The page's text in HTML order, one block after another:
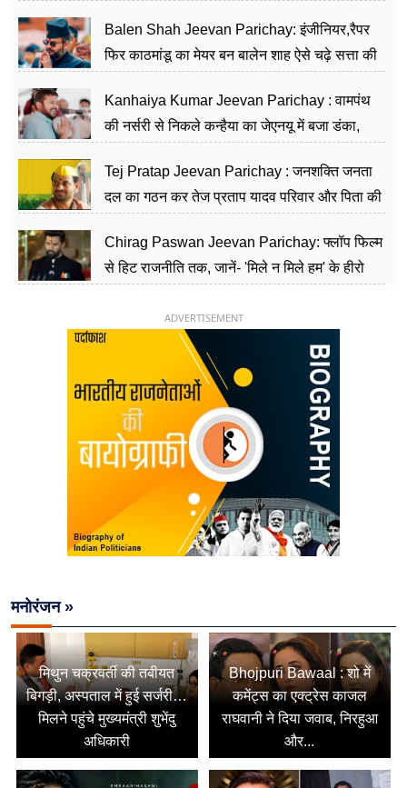
Balen Shah Jeevan Parichay: इंजीनियर,रैपर
फिर काठमांडू का मेयर बन बालेन शाह ऐसे चढ़े सत्ता की
Kanhaiya Kumar Jeevan Parichay : वामपंथ
की नर्सरी से निकले कन्हैया का जेएनयू में बजा डंका,
Tej Pratap Jeevan Parichay : जनशक्ति जनता
दल का गठन कर तेज प्रताप यादव परिवार और पिता की
Chirag Paswan Jeevan Parichay: फ्लॉप फिल्म
से हिट राजनीति तक, जानें- 'मिले न मिले हम' के हीरो
ADVERTISEMENT
मनोरंजन »
मिथुन चक्रवर्ती की तबीयत
बिगड़ी, अस्पताल में हुई सर्जरी…
मिलने पहुंचे मुख्यमंत्री शुभेंदु
अधिकारी
Bhojpuri Bawaal : शो में
कमेंट्स का एक्ट्रेस काजल
राघवानी ने दिया जवाब, निरहुआ
और...